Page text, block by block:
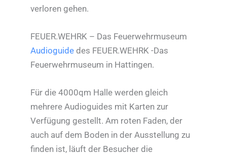
verloren gehen.
FEUER.WEHRK – Das Feuerwehrmuseum
Audioguide des FEUER.WEHRK -Das
Feuerwehrmuseum in Hattingen.
Für die 4000qm Halle werden gleich
mehrere Audioguides mit Karten zur
Verfügung gestellt. Am roten Faden, der
auch auf dem Boden in der Ausstellung zu
finden ist, läuft der Besucher die